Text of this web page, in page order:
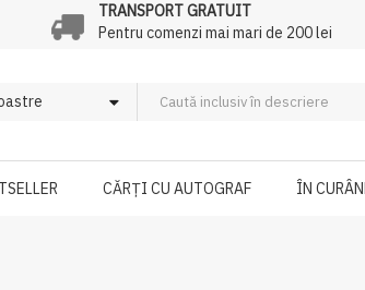
TRANSPORT GRATUIT
Pentru comenzi mai mari de 200 lei
CĂRȚI CU AUTOGRAF ÎN